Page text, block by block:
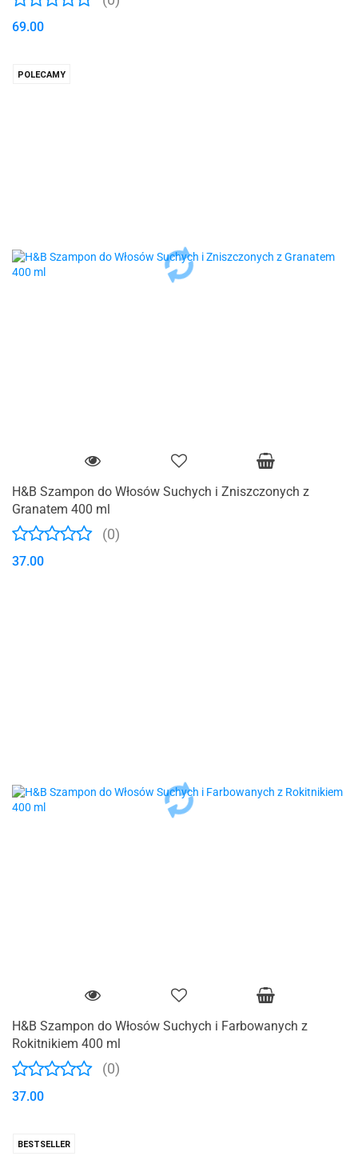
69.00
POLECAMY
H&B Szampon do Włosów Suchych i Zniszczonych z
Granatem 400 ml
(0)
37.00
H&B Szampon do Włosów Suchych i Farbowanych z
Rokitnikiem 400 ml
(0)
37.00
BESTSELLER